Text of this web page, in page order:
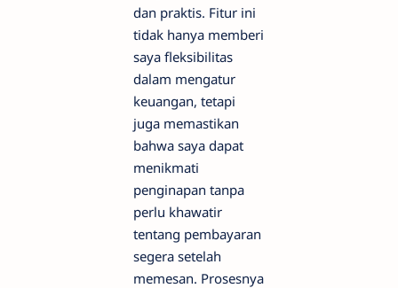
dan praktis. Fitur ini
tidak hanya memberi
saya fleksibilitas
dalam mengatur
keuangan, tetapi
juga memastikan
bahwa saya dapat
menikmati
penginapan tanpa
perlu khawatir
tentang pembayaran
segera setelah
memesan. Prosesnya